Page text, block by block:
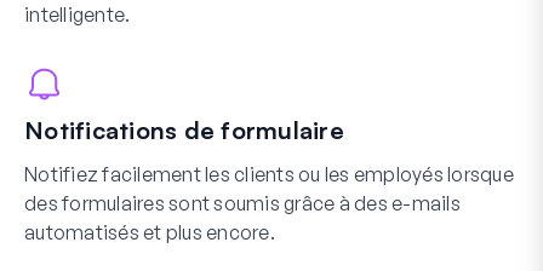
intelligente.
Notifications de formulaire
Notifiez facilement les clients ou les employés lorsque
des formulaires sont soumis grâce à des e-mails
automatisés et plus encore.